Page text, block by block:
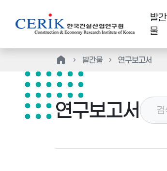
발간
물
home 발간물 연구보고서
연구보고서